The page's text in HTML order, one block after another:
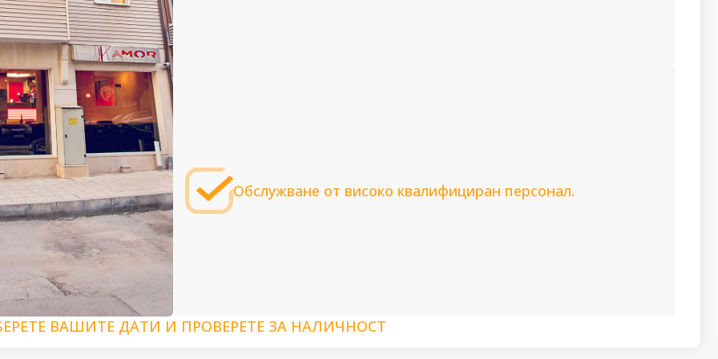
Обслужване от високо квалифициран персонал.
ВАШИТЕ ДАТИ И ПРОВЕРЕТЕ ЗА НАЛИЧНОСТ